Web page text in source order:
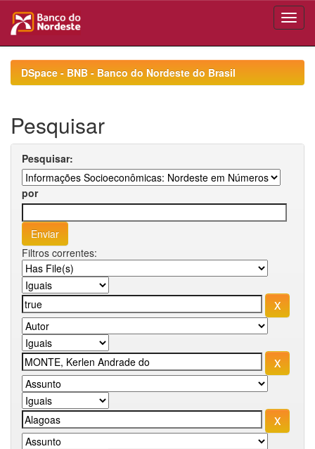
navigationDSpace - BNB - Banco do Nordeste do Brasil
Pesquisar
Pesquisar:
por
Filtros correntes: